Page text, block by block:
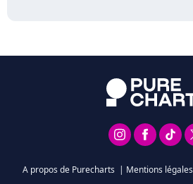
A propos de Purecharts | Mentions légales